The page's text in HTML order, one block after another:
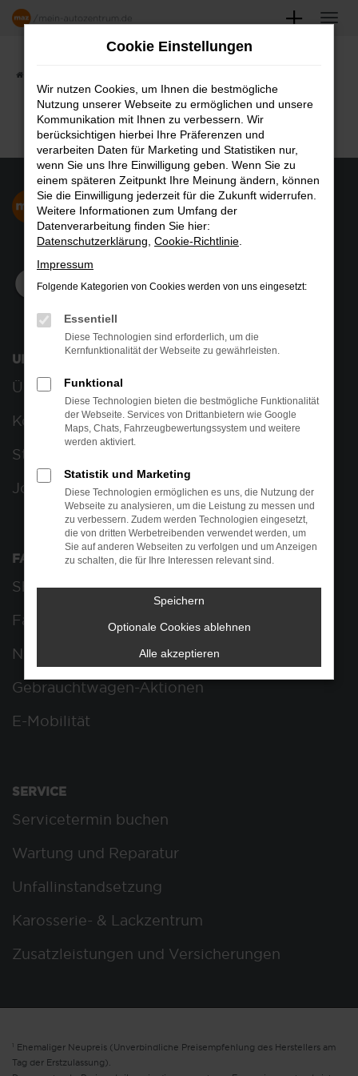
Zum
FAHRZEUGSHOWROOM
UNTERNEHMEN
Über uns
Kontakt
Standorte
Jobs & Karriere
FAHRZEUGSUCHE
Showroom
Fahrzeugankauf
Neuwagen-Aktionen
Gebrauchtwagen-Aktionen
E-Mobilität
SERVICE
Servicetermin buchen
Wartung und Reparatur
Unfallinstandsetzung
Karosserie- & Lackzentrum
Zusatzleistungen und Versicherungen
1 Ehemaliger Neupreis (Unverbindliche Preisempfehlung des Herstellers am
Tag der Erstzulassung).
Cookie Einstellungen
Wir nutzen Cookies, um Ihnen die bestmögliche
Nutzung unserer Webseite zu ermöglichen und unsere
Kommunikation mit Ihnen zu verbessern. Wir
berücksichtigen hierbei Ihre Präferenzen und
verarbeiten Daten für Marketing und Statistiken nur,
wenn Sie uns Ihre Einwilligung geben. Wenn Sie zu
einem späteren Zeitpunkt Ihre Meinung ändern, können
Sie die Einwilligung jederzeit für die Zukunft widerrufen.
Weitere Informationen zum Umfang der
Datenverarbeitung finden Sie hier:
Datenschutzerklärung Cookie-Richtlinie
Impressum
Folgende Kategorien von Cookies werden von uns eingesetzt:
Essentiell
Diese Technologien sind erforderlich, um die
Kernfunktionalität der Webseite zu gewährleisten.
Funktional
Diese Technologien bieten die bestmögliche Funktionalität
der Webseite. Services von Drittanbietern wie Google
Maps, Chats, Fahrzeugbewertungssystem und weitere
werden aktiviert.
Statistik und Marketing
Diese Technologien ermöglichen es uns, die Nutzung der
Webseite zu analysieren, um die Leistung zu messen und
zu verbessern. Zudem werden Technologien eingesetzt,
die von dritten Werbetreibenden verwendet werden, um
Sie auf anderen Webseiten zu verfolgen und um Anzeigen
zu schalten, die für Ihre Interessen relevant sind.
Speichern
Optionale Cookies ablehnen
Alle akzeptieren